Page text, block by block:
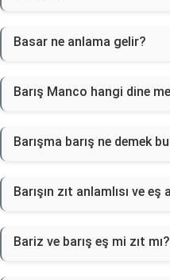
Basar ne anlama gelir?
Barış Manco hangi dine
Barışma barış ne demek
Barışın zıt anlamlısı ve eş
Bariz ve barış eş mi zıt mı?